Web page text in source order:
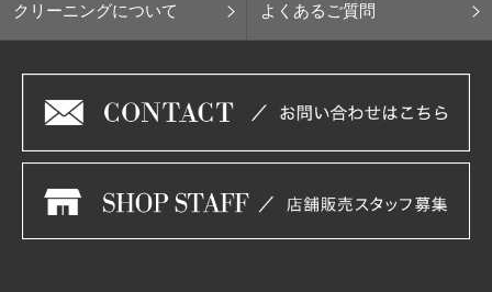
クリーニングについて よくあるご質問